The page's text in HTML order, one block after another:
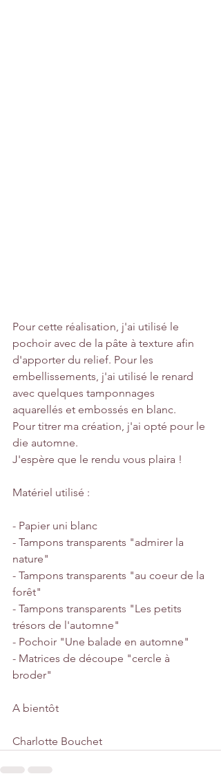
Pour cette réalisation, j'ai utilisé le
pochoir avec de la pâte à texture afin
d'apporter du relief. Pour les
embellissements, j'ai utilisé le renard
avec quelques tamponnages
aquarellés et embossés en blanc.
Pour titrer ma création, j'ai opté pour le
die automne.
J'espère que le rendu vous plaira !
Matériel utilisé :
- Papier uni blanc
- Tampons transparents "admirer la
nature"
- Tampons transparents "au coeur de la
forêt"
- Tampons transparents "Les petits
trésors de l'automne"
- Pochoir "Une balade en automne"
- Matrices de découpe "cercle à
broder"
A bientôt
Charlotte Bouchet